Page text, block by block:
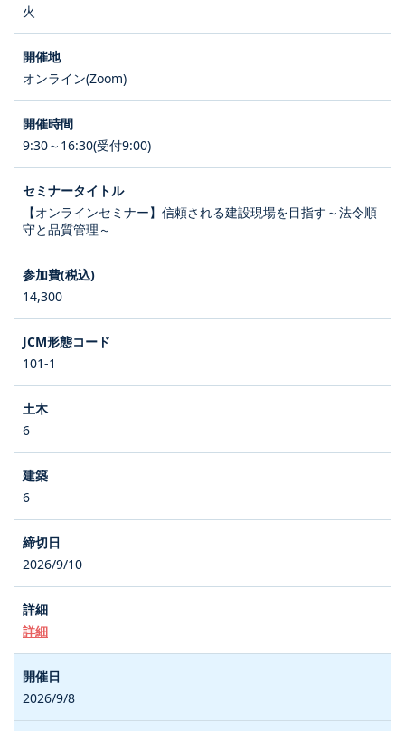
火
オンライン(Zoom)
9:30～16:30(受付9:00)
【オンラインセミナー】信頼される建設現場を目指す～法令順
守と品質管理～
14,300
101-1
6
6
2026/9/10
詳細
2026/9/8